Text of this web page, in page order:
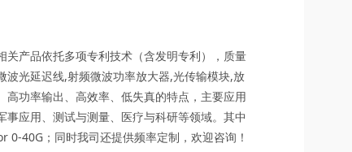
关产品依托多项专利技术（含发明专利），质量
波光延迟线,射频微波功率放大器,光传输模块,放
高功率输出、高效率、低失真的特点，主要应用
应用、测试与测量、医疗与科研等领域。其中
0-40G；同时我司还提供频率定制，欢迎咨询！